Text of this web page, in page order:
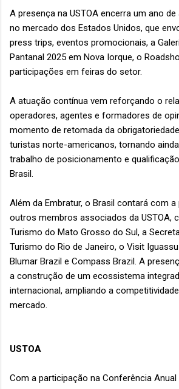
A presença na USTOA encerra um ano
no mercado dos Estados Unidos, que
press trips, eventos promocionais, a
Pantanal 2025 em Nova Iorque, o
participações em feiras do setor.
A atuação contínua vem reforçando o
operadores, agentes e formadores de
momento de retomada da
turistas norte-americanos, tornando
trabalho de posicionamento e
Brasil.
Além da Embratur, o Brasil contará com
outros membros associados da USTOA,
Turismo do Mato Grosso do Sul, a
Turismo do Rio de Janeiro, o Visit
Blumar Brazil e Compass Brazil. A
a construção de um ecossistema
internacional, ampliando a
mercado.
USTOA
Com a participação na Conferência